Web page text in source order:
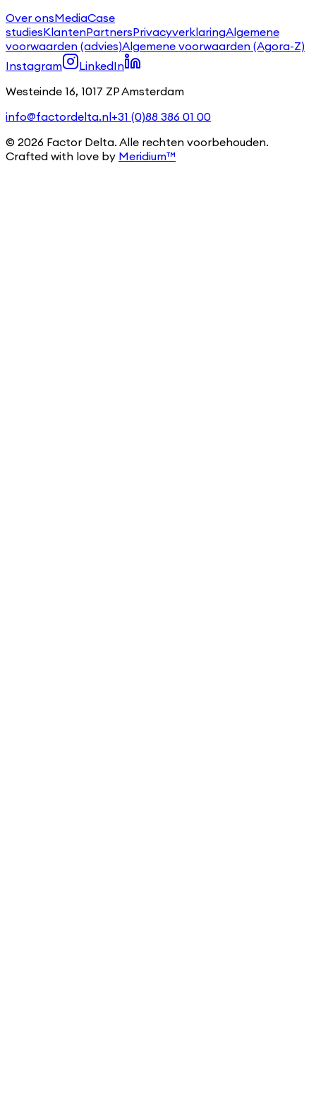
Over onsMediaCase
studiesKlantenPartnersPrivacyverklaringAlgemene
voorwaarden (advies)Algemene voorwaarden (Agora-Z)
Instagram
LinkedIn
Westeinde 16, 1017 ZP Amsterdam
info@factordelta.nl+31 (0)88 386 01 00
© 2026 Factor Delta. Alle rechten voorbehouden.
Crafted with love by Meridium™